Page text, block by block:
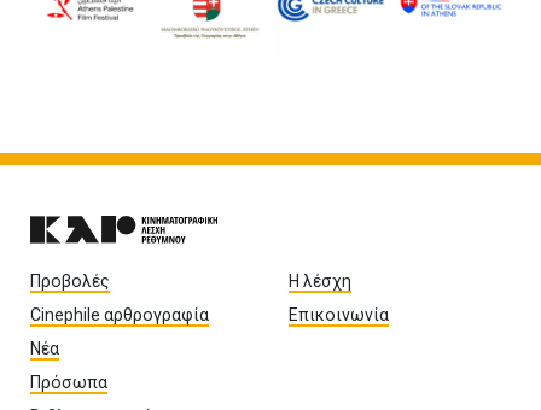
Προβολές
Cinephile αρθρογραφία
Νέα
Πρόσωπα
Η λέσχη
Επικοινωνία